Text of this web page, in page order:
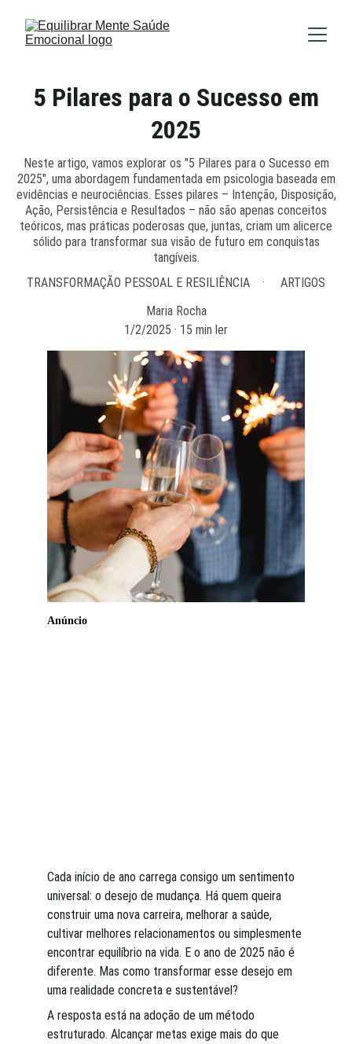
5 Pilares para o Sucesso em
2025
Neste artigo, vamos explorar os "5 Pilares para o Sucesso em
2025", uma abordagem fundamentada em psicologia baseada em
evidências e neurociências. Esses pilares – Intenção, Disposição,
Ação, Persistência e Resultados – não são apenas conceitos
teóricos, mas práticas poderosas que, juntas, criam um alicerce
sólido para transformar sua visão de futuro em conquistas
tangíveis.
TRANSFORMAÇÃO PESSOAL E RESILIÊNCIA
ARTIGOS
Maria Rocha
1/2/2025
15 min ler
Cada início de ano carrega consigo um sentimento
universal: o desejo de mudança. Há quem queira
construir uma nova carreira, melhorar a saúde,
cultivar melhores relacionamentos ou simplesmente
encontrar equilíbrio na vida. E o ano de 2025 não é
diferente. Mas como transformar esse desejo em
uma realidade concreta e sustentável?
A resposta está na adoção de um método
estruturado. Alcançar metas exige mais do que